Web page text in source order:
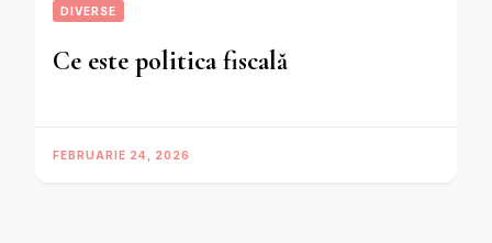
DIVERSE
Ce este politica fiscală
FEBRUARIE 24, 2026